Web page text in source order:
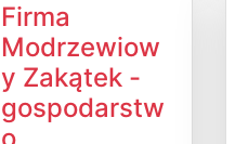
Firma
Modrzewiow
y Zakątek -
gospodarstw